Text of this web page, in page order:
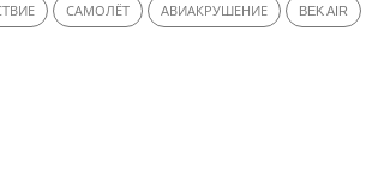
САМОЛЁТ АВИАКРУШЕНИЕ BEK AIR